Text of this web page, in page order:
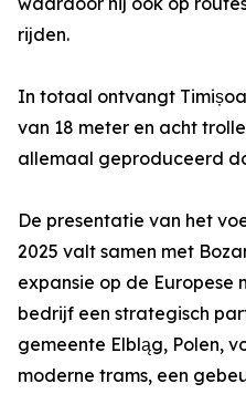
rijden.
In totaal ontvangt
van 18 meter en acht
allemaal geproduceerd
De presentatie van het
2025 valt samen met
expansie op de Europese
bedrijf een strategisch
gemeente Elbląg, Polen,
moderne trams, een